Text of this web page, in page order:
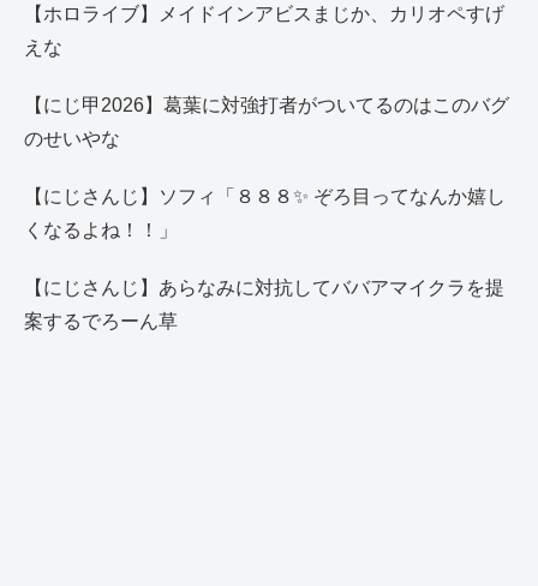
【ホロライブ】メイドインアビスまじか、カリオペすげ
えな
【にじ甲2026】葛葉に対強打者がついてるのはこのバグ
のせいやな
【にじさんじ】ソフィ「８８８✨ ぞろ目ってなんか嬉し
くなるよね！！」
【にじさんじ】あらなみに対抗してババアマイクラを提
案するでろーん草